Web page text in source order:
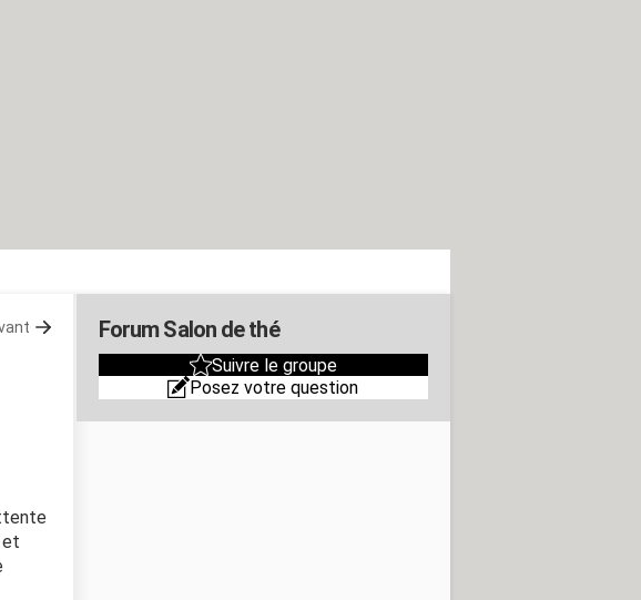
et
Forum Salon de thé
Suivre le groupe
Posez votre question